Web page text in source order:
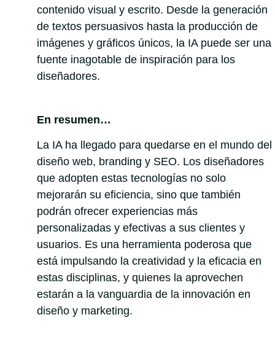
contenido visual y escrito. Desde la generación
de textos persuasivos hasta la producción de
imágenes y gráficos únicos, la IA puede ser una
fuente inagotable de inspiración para los
diseñadores.
En resumen…
La IA ha llegado para quedarse en el mundo del
diseño web, branding y SEO. Los diseñadores
que adopten estas tecnologías no solo
mejorarán su eficiencia, sino que también
podrán ofrecer experiencias más
personalizadas y efectivas a sus clientes y
usuarios. Es una herramienta poderosa que
está impulsando la creatividad y la eficacia en
estas disciplinas, y quienes la aprovechen
estarán a la vanguardia de la innovación en
diseño y marketing.